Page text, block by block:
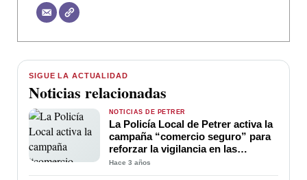
SIGUE LA ACTUALIDAD
Noticias relacionadas
NOTICIAS DE PETRER
La Policía Local de Petrer activa la
campaña “comercio seguro” para
reforzar la vigilancia en las
principales áreas comerciales del
municipio
Hace 3 años